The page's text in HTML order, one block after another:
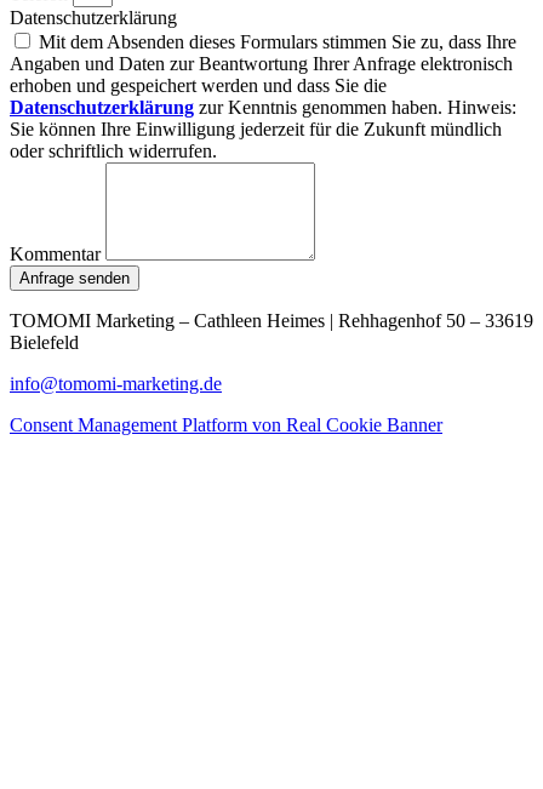
Datenschutzerklärung
Mit dem Absenden dieses Formulars stimmen Sie zu, dass Ihre
Angaben und Daten zur Beantwortung Ihrer Anfrage elektronisch
erhoben und gespeichert werden und dass Sie die
Datenschutzerklärung zur Kenntnis genommen haben. Hinweis:
Sie können Ihre Einwilligung jederzeit für die Zukunft mündlich
oder schriftlich widerrufen.
Kommentar
Anfrage senden
TOMOMI Marketing – Cathleen Heimes | Rehhagenhof 50 – 33619
Bielefeld
info@tomomi-marketing.de
Consent Management Platform von Real Cookie Banner